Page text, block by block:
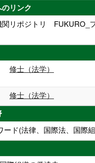
リンク
リポジトリ FUKURO_フ
修士（法学）
修士（法学）
ード(法律、国際法、国際